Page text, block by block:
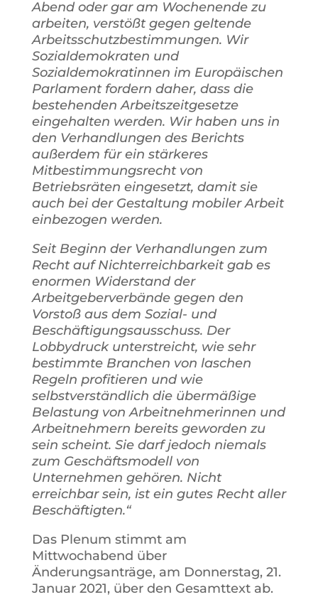
Abend oder gar am Wochenende zu
arbeiten, verstößt gegen geltende
Arbeitsschutzbestimmungen. Wir
Sozialdemokraten und
Sozialdemokratinnen im Europäischen
Parlament fordern daher, dass die
bestehenden Arbeitszeitgesetze
eingehalten werden. Wir haben uns in
den Verhandlungen des Berichts
außerdem für ein stärkeres
Mitbestimmungsrecht von
Betriebsräten eingesetzt, damit sie
auch bei der Gestaltung mobiler Arbeit
einbezogen werden.
Seit Beginn der Verhandlungen zum
Recht auf Nichterreichbarkeit gab es
enormen Widerstand der
Arbeitgeberverbände gegen den
Vorstoß aus dem Sozial- und
Beschäftigungsausschuss. Der
Lobbydruck unterstreicht, wie sehr
bestimmte Branchen von laschen
Regeln profitieren und wie
selbstverständlich die übermäßige
Belastung von Arbeitnehmerinnen und
Arbeitnehmern bereits geworden zu
sein scheint. Sie darf jedoch niemals
zum Geschäftsmodell von
Unternehmen gehören. Nicht
erreichbar sein, ist ein gutes Recht aller
Beschäftigten.“
Das Plenum stimmt am
Mittwochabend über
Änderungsanträge, am Donnerstag, 21.
Januar 2021, über den Gesamttext ab.